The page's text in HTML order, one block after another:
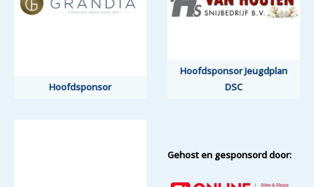
Hoofdsponsor
Hoofdsponsor Jeugdplan
DSC
Gehost en gesponsord door: